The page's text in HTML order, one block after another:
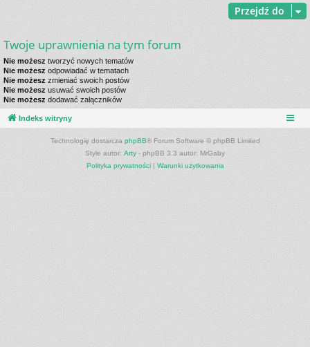
Przejdź do
Twoje uprawnienia na tym forum
Nie możesz tworzyć nowych tematów
Nie możesz odpowiadać w tematach
Nie możesz zmieniać swoich postów
Nie możesz usuwać swoich postów
Nie możesz dodawać załączników
Indeks witryny
Technologię dostarcza phpBB® Forum Software © phpBB Limited
Style autor: Arty - phpBB 3.3 autor: MrGaby
Polityka prywatności| Warunki użytkowania